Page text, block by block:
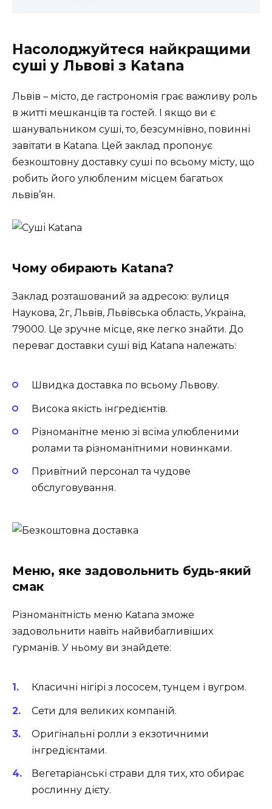
Насолоджуйтеся найкращими
суші у Львові з Katana
Львів – місто, де гастрономія грає важливу роль
в житті мешканців та гостей. І якщо ви є
шанувальником суші, то, безсумнівно, повинні
завітати в Katana. Цей заклад пропонує
безкоштовну доставку суші по всьому місту, що
робить його улюбленим місцем багатьох
львів’ян.
Чому обирають Katana?
Заклад розташований за адресою: вулиця
Наукова, 2г, Львів, Львівська область, Україна,
79000. Це зручне місце, яке легко знайти. До
переваг доставки суші від Katana належать:
Швидка доставка по всьому Львову.
Висока якість інгредієнтів.
Різноманітне меню зі всіма улюбленими
ролами та різноманітними новинками.
Привітний персонал та чудове
обслуговування.
Меню, яке задовольнить будь-який
смак
Різноманітність меню Katana зможе
задовольнити навіть найвибагливіших
гурманів. У ньому ви знайдете:
Класичні нігірі з лососем, тунцем і вугром.
Сети для великих компаній.
Оригінальні ролли з екзотичними
інгредієнтами.
Вегетаріанські страви для тих, хто обирає
рослинну дієту.